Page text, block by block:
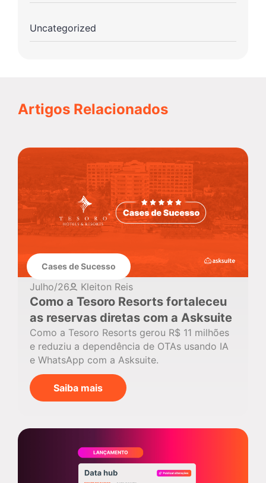
Uncategorized
Artigos Relacionados
Cases de Sucesso
Julho/26 Kleiton Reis
Como a Tesoro Resorts fortaleceu
as reservas diretas com a Asksuite
Como a Tesoro Resorts gerou R$ 11 milhões
e reduziu a dependência de OTAs usando IA
e WhatsApp com a Asksuite.
Saiba mais